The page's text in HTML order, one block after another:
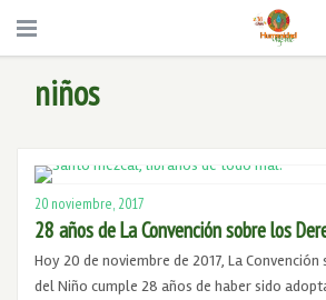
niños
20 noviembre, 2017
28 años de La Convención sobre los
Hoy 20 de noviembre de 2017, La
del Niño cumple 28 años de haber sido